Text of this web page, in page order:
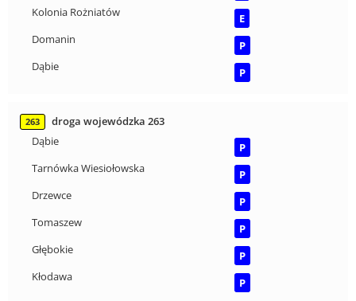
Kolonia Rożniatów
E
Domanin
P
Dąbie
P
263
droga wojewódzka 263
Dąbie
P
Tarnówka Wiesiołowska
P
Drzewce
P
Tomaszew
P
Głębokie
P
Kłodawa
P